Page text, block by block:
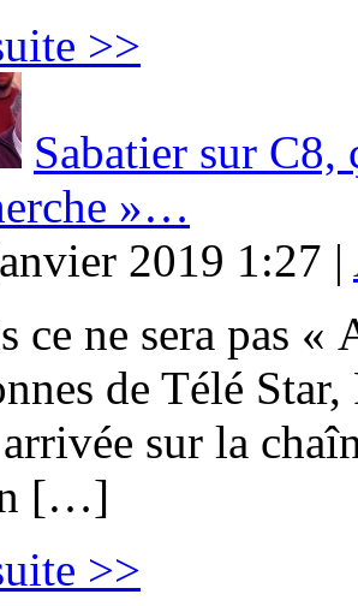
>>
Sabatier sur C8,
»…
2019 1:27 |
ce ne sera pas «
de Télé
sur la
[…]
>>